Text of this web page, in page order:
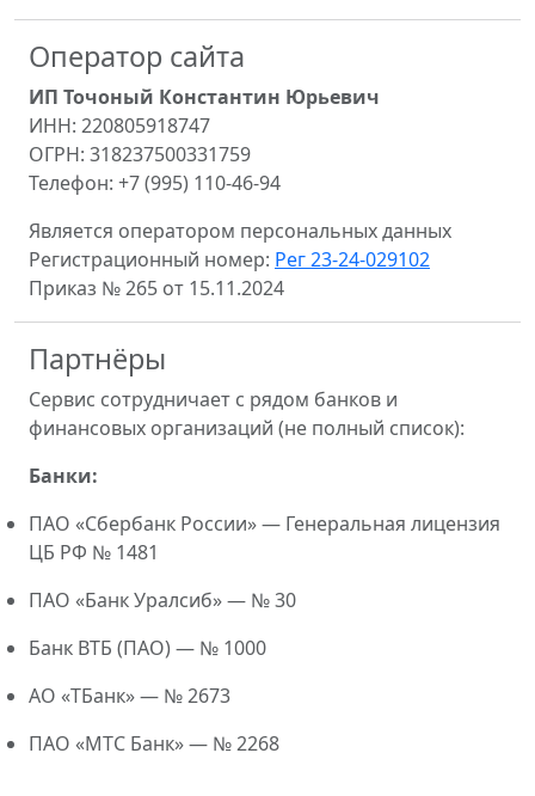
Оператор сайта
ИП Точоный Константин Юрьевич
ИНН: 220805918747
ОГРН: 318237500331759
Телефон: +7 (995) 110-46-94
Является оператором персональных данных
Регистрационный номер: Рег 23-24-029102
Приказ № 265 от 15.11.2024
Партнёры
Сервис сотрудничает с рядом банков и
финансовых организаций (не полный список):
Банки:
ПАО «Сбербанк России» — Генеральная лицензия
ЦБ РФ № 1481
ПАО «Банк Уралсиб» — № 30
Банк ВТБ (ПАО) — № 1000
АО «ТБанк» — № 2673
ПАО «МТС Банк» — № 2268